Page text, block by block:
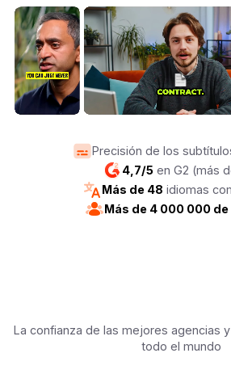
Precisión de los
4,7/5en G2 (más
Más de 48 idiomas
Más de 4 000 000 de
La confianza de las mejores agencias
todo el mundo